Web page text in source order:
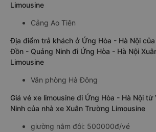
Limousine
Cảng Ao Tiên
Địa điểm trả khách ở Ứng Hòa - Hà Nội
Đồn - Quảng Ninh đi Ứng Hòa - Hà Nội
Limousine
Văn phòng Hà Đông
Giá vé xe limousine đi Ứng Hòa - Hà Nội từ
Ninh của nhà xe Xuân Trường Limousine
giường nằm đôi: 500000đ/vé